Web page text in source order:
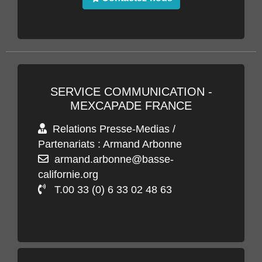
SERVICE COMMUNICATION -
MEXCAPADE FRANCE
Relations Presse-Medias /
Partenariats : Armand Arbonne
armand.arbonne@basse-
californie.org
T.00 33 (0) 6 33 02 48 63